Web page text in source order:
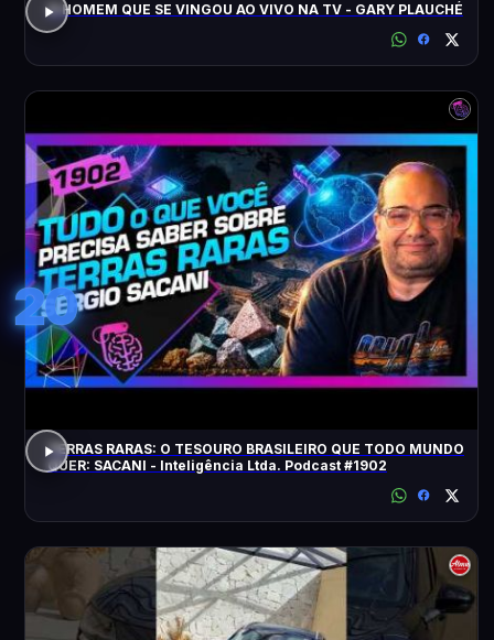
O HOMEM QUE SE VINGOU AO VIVO NA TV - GARY PLAUCHÉ
20
TERRAS RARAS: O TESOURO BRASILEIRO QUE TODO MUNDO
QUER: SACANI - Inteligência Ltda. Podcast #1902